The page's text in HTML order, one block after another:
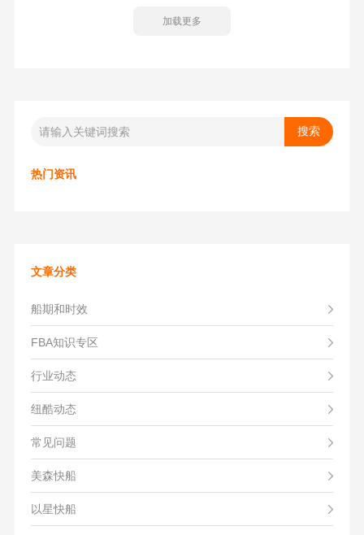
时候完成交易。是到岸价，卖方需要安排运输和买保险。
加载更多
热门资讯
文章分类
船期和时效
FBA知识专区
行业动态
纽酷动态
常见问题
美森快船
以星快船